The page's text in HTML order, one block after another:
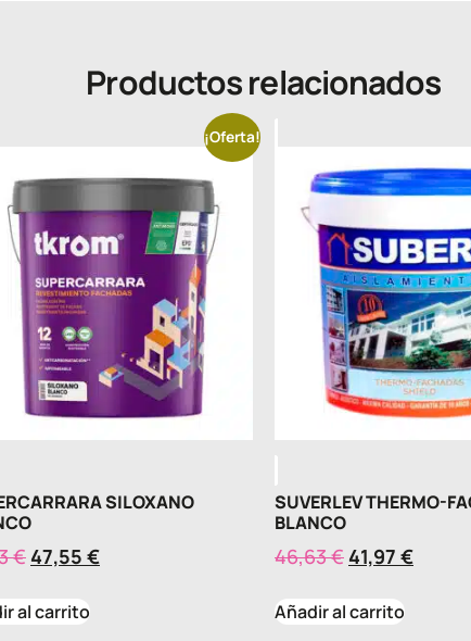
Productos relacionados
¡Oferta!
SILOXANO
€ 47,55 €
al carrito
SUVERLEV THERMO-
BLANCO
46,63€ 41,97 €
Añadir al carrito